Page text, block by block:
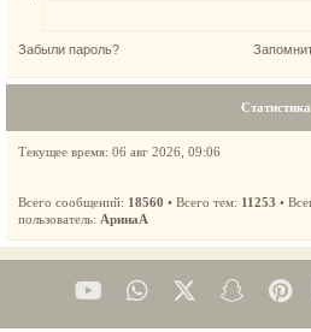
Забыли пароль?
Статистика
Текущее время: 06 авг 2026, 09:06
Всего сообщений: 18560 • Всего тем: 11253 •
пользователь: АринаА